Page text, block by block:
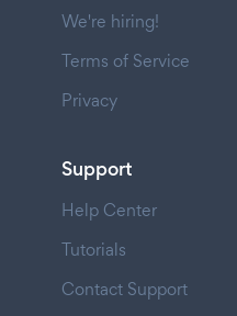
We're hiring!
Terms of Service
Privacy
Support
Help Center
Tutorials
Contact Support